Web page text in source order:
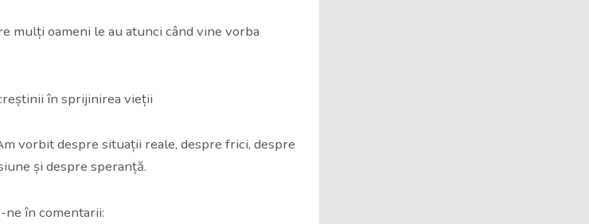
mulți oameni le au atunci când vine vorba
în sprijinirea vieții
vorbit despre situații reale, despre frici, despre
și despre speranță.
ne în comentarii: